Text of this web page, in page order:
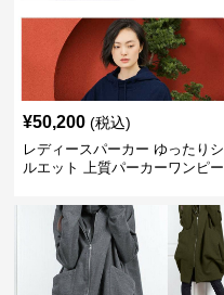
¥50,200 (税込)
レディースパーカー ゆったりシ
ルエット 上質パーカーワンピー